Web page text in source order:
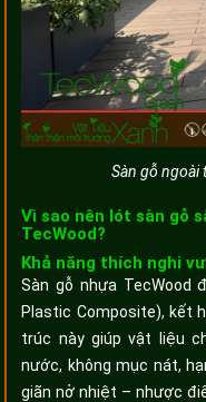
Sàn gỗ ngoài
Vì sao nên lót sàn gỗ
TecWood?
Khả năng thích nghi
Sàn gỗ nhựa TecWood
Plastic Composite), kết
trúc này giúp vật liệu
nước, không mục nát,
giãn nở nhiệt – nhược